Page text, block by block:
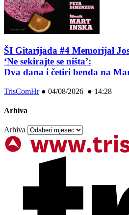
ŠI Gitarijada #4 Memorijal
‘Ne sekirajte se ništa’:
Dva dana i četiri benda na
TrisComHr● 04/08/2026 ● 14:28
Arhiva
Arhiva